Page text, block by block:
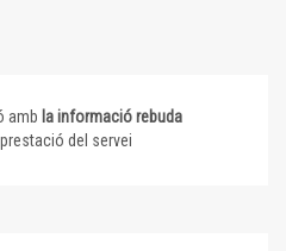
amb la informació rebuda
del servei